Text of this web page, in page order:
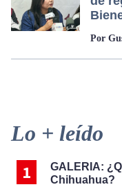
Por
Primary
Sidebar
Lo + leído
GALERIA:
Chihuahua?